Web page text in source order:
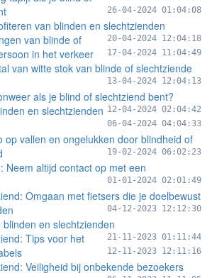
26-04-2024 01:04:08
van blinden en slechtzienden
20-04-2024 12:04:18
van blinde of
in het verkeer
17-04-2024 11:04:49
van witte stok van blinde of slechtziende
13-04-2024 12:04:13
als je blind of slechtziend bent?
12-04-2024 02:04:42
en slechtzienden
06-04-2024 04:04:33
op vallen en ongelukken door blindheid of
19-02-2024 06:02:23
Neem altijd contact op met een
01-01-2024 02:01:49
Omgaan met fietsers die je doelbewust
04-12-2023 12:12:30
en slechtzienden
21-11-2023 01:11:44
Tips voor het
12-11-2023 12:11:16
Veiligheid bij onbekende bezoekers